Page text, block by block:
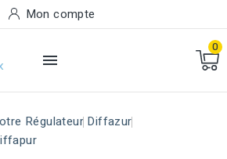
Mon compte

0
Régulateur Diffazur